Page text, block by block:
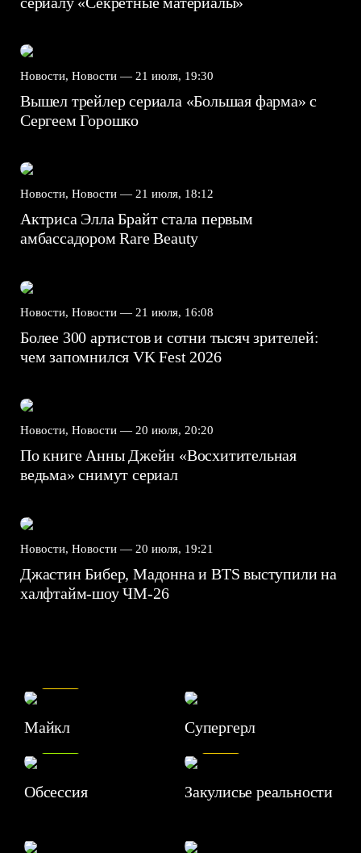
Новости, Новости — 21 июля, 19:30
Вышел трейлер сериала «Большая фарма» с
Сергеем Горошко
Новости, Новости — 21 июля, 18:12
Актриса Элла Брайт стала первым
амбассадором Rare Beauty
Новости, Новости — 21 июля, 16:08
Более 300 артистов и сотни тысяч зрителей:
чем запомнился VK Fest 2026
Новости, Новости — 20 июля, 20:20
По книге Анны Джейн «Восхитительная
ведьма» снимут сериал
Новости, Новости — 20 июля, 19:21
Джастин Бибер, Мадонна и BTS выступили на
халфтайм-шоу ЧМ-26
Майкл Супергерл
Обсессия
7.1
Закулисье реальности